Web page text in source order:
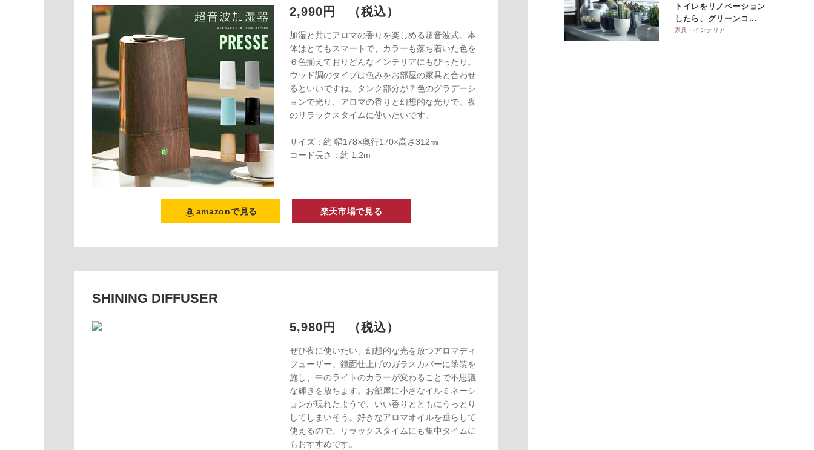
2,990円 （税込）
加湿と共にアロマの香りを楽しめる超音波式。本
体はとてもスマートで、カラーも落ち着いた色を
６色揃えておりどんなインテリアにもぴったり。
ウッド調のタイプは色みをお部屋の家具と合わせ
るといいですね。タンク部分が７色のグラデーシ
ョンで光り、アロマの香りと幻想的な光りで、夜
のリラックスタイムに使いたいです。
サイズ：約 幅178×奥行170×高さ312㎜
コード長さ：約 1.2m
amazonで見る 楽天市場で見る
SHINING DIFFUSER
5,980円 （税込）
ぜひ夜に使いたい、幻想的な光を放つアロマディ
フューザー。鏡面仕上げのガラスカバーに塗装を
施し、中のライトのカラーが変わることで不思議
な輝きを放ちます。お部屋に小さなイルミネーシ
ョンが現れたようで、いい香りとともにうっとり
してしまいそう。好きなアロマオイルを垂らして
使えるので、リラックスタイムにも集中タイムに
もおすすめです。
トイレをリノベーション
したら、グリーンコ...
家具・インテリア